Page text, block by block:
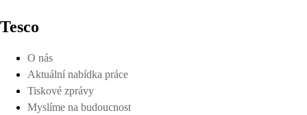
Tesco
O nás
Aktuální nabídka práce
Tiskové zprávy
Myslíme na budoucnost